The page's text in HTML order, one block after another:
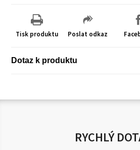
Tisk produktu Poslat odkaz
Dotaz k produktu
RYCHLÝ